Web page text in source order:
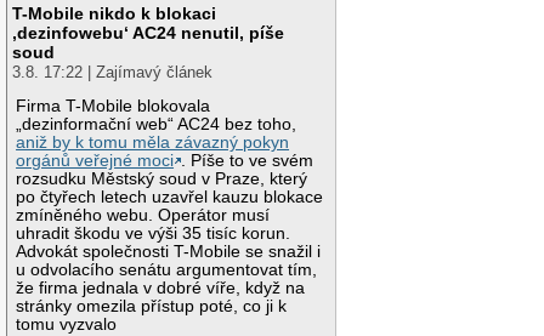
T-Mobile nikdo k blokaci
‚dezinfowebu‘ AC24 nenutil, píše
soud
3.8. 17:22 | Zajímavý článek
Firma T-Mobile blokovala
„dezinformační web“ AC24 bez toho,
aniž by k tomu měla závazný pokyn
orgánů veřejné moci . Píše to ve svém
rozsudku Městský soud v Praze, který
po čtyřech letech uzavřel kauzu blokace
zmíněného webu. Operátor musí
uhradit škodu ve výši 35 tisíc korun.
Advokát společnosti T-Mobile se snažil i
u odvolacího senátu argumentovat tím,
že firma jednala v dobré víře, když na
stránky omezila přístup poté, co ji k
tomu vyzvalo